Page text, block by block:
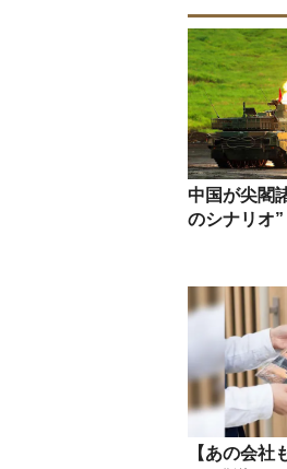
中国が尖閣
のシナリオ”
【あの会社